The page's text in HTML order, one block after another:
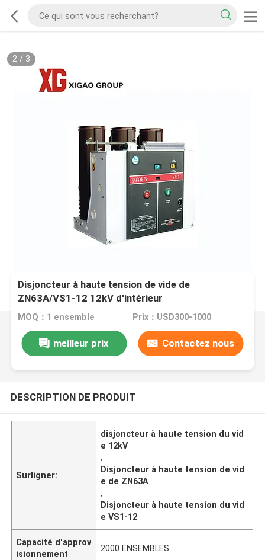
2/ 3
Disjoncteur à haute tension de vide de
ZN63A/VS1-12 12kV d'intérieur
MOQ：1 ensemble Prix：USD300-1000
meilleur prix Contactez nous
DESCRIPTION DE PRODUIT
Surligner:
disjoncteur à haute tension du vid
e 12kV
,
Disjoncteur à haute tension de vid
e de ZN63A
,
Disjoncteur à haute tension du vid
e VS1-12
Capacité d'approv
isionnement
2000 ENSEMBLES